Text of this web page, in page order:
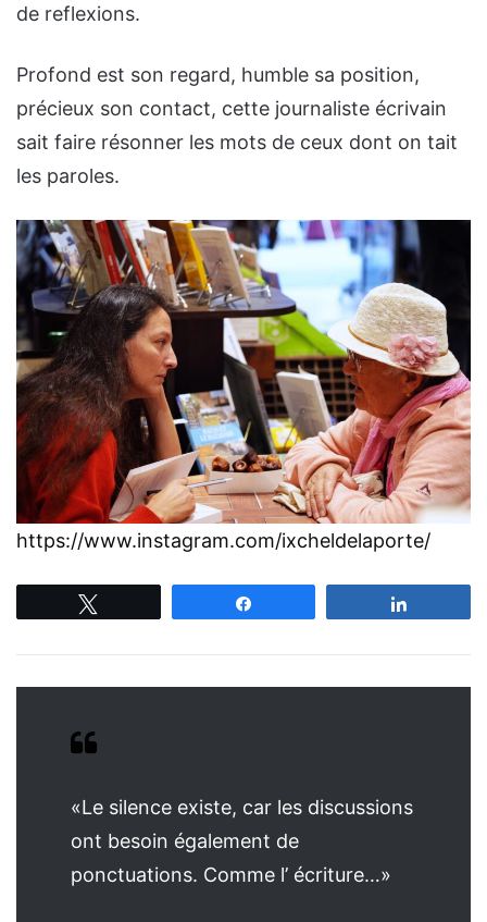
de reflexions.
Profond est son regard, humble sa position,
précieux son contact, cette journaliste écrivain
sait faire résonner les mots de ceux dont on tait
les paroles.
https://www.instagram.com/ixcheldelaporte/
«Le silence existe, car les discussions
ont besoin également de
ponctuations. Comme l’ écriture…»